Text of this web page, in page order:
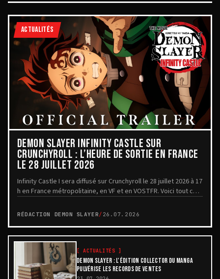
ACTUALITÉS
DEMON SLAYER INFINITY CASTLE SUR
CRUNCHYROLL : L’HEURE DE SORTIE EN FRANCE
LE 28 JUILLET 2026
Infinity Castle I sera diffusé sur Crunchyroll le 28 juillet 2026 à 17
h en France métropolitaine, en VF et en VOSTFR. Voici tout ce
RÉDACTION DEMON SLAYER/ 26.07.2026
[ ACTUALITÉS ]
DEMON SLAYER : L'ÉDITION COLLECTOR DU MANGA
PULVÉRISE LES RECORDS DE VENTES